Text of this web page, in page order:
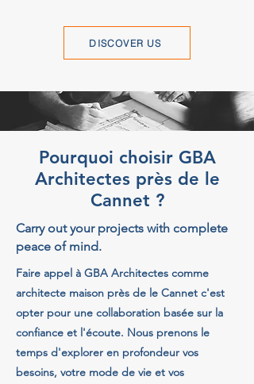
DISCOVER US
Pourquoi choisir GBA
Architectes près de le
Cannet ?
Carry out your projects with complete
peace of mind.
Faire appel à GBA Architectes comme
architecte maison près de le Cannet c'est
opter pour une collaboration basée sur la
confiance et l'écoute. Nous prenons le
temps d'explorer en profondeur vos
besoins, votre mode de vie et vos